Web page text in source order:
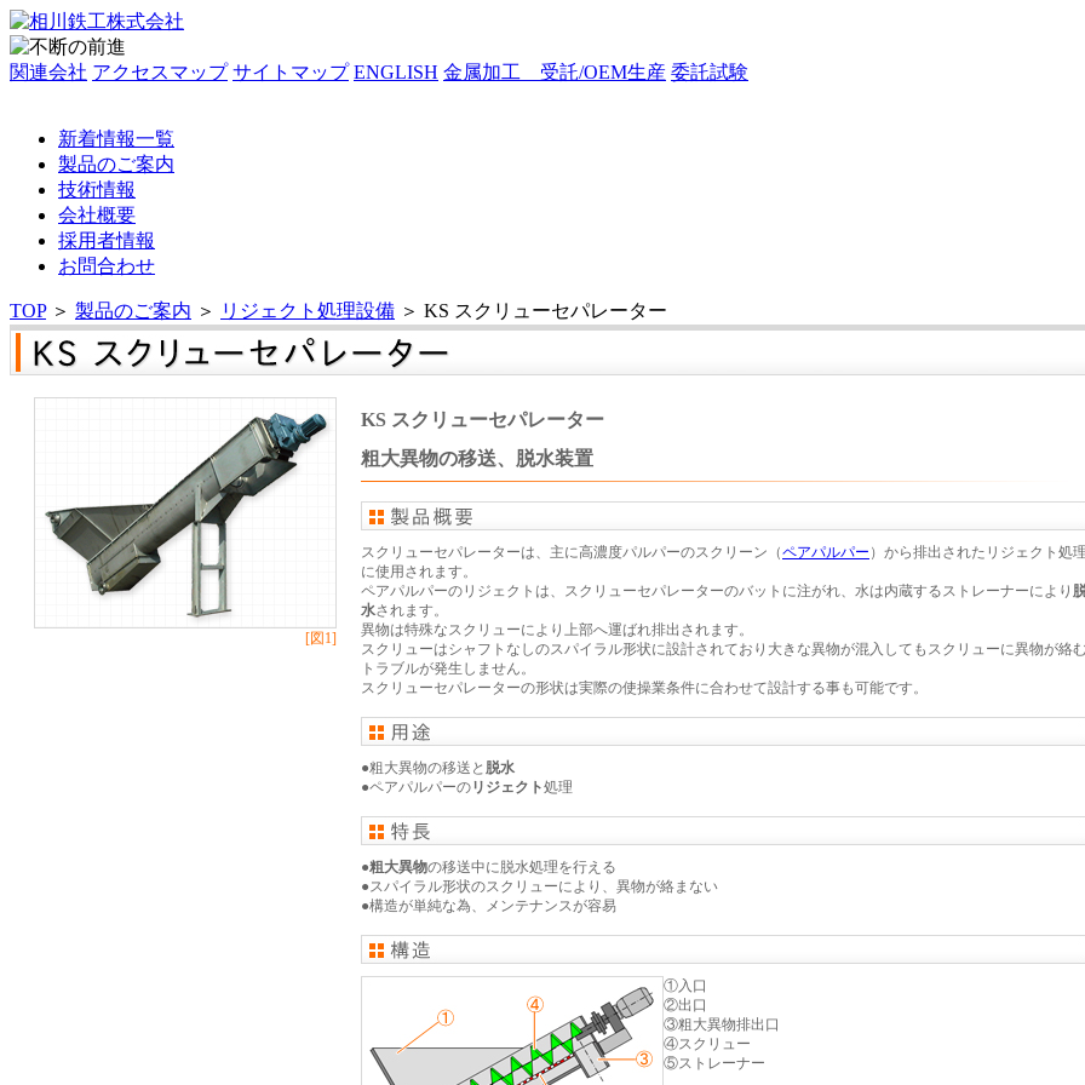
関連会社 アクセスマップ サイトマップ ENGLISH 金属加工 受託/OEM生産 委託試験
新着情報一覧
製品のご案内
技術情報
会社概要
採用者情報
お問合わせ
TOP＞ 製品のご案内 ＞ リジェクト処理設備 ＞ KS スクリューセパレーター
[図1]
KS スクリューセパレーター
粗大異物の移送、脱水装置
スクリューセパレーターは、主に高濃度パルパーのスクリーン（ペアパルパー ）から排出されたリジェクト処理
に使用されます。
ペアパルパーのリジェクトは、スクリューセパレーターのバットに注がれ、水は内蔵するストレーナーにより
水されます。
異物は特殊なスクリューにより上部へ運ばれ排出されます。
スクリューはシャフトなしのスパイラル形状に設計されており大きな異物が混入してもスクリューに異物が絡
トラブルが発生しません。
スクリューセパレーターの形状は実際の使操業条件に合わせて設計する事も可能です。
●粗大異物の移送と 脱水
●ペアパルパーのリジェクト処理
●粗大異物の移送中に脱水処理を行える
●スパイラル形状のスクリューにより、異物が絡まない
●構造が単純な為、メンテナンスが容易
①入口
②出口
③粗大異物排出口
④スクリュー
⑤ストレーナー